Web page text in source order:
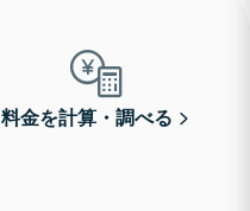
料金を計算・調べる